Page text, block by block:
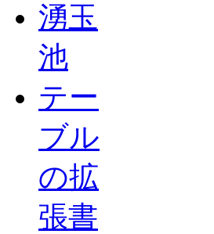
湧玉
池
テー
ブル
の拡
張書